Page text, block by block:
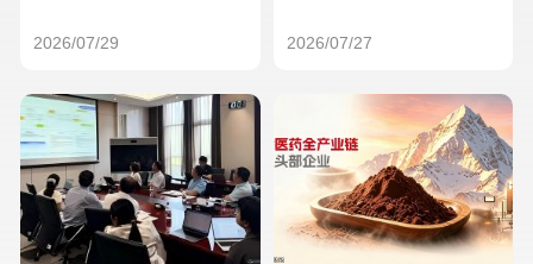
2026/07/29 2026/07/27